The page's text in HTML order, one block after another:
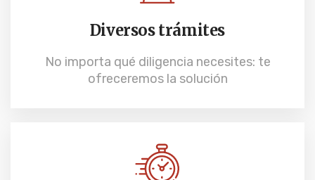
Diversos trámites
No importa qué diligencia necesites: te
ofreceremos la solución